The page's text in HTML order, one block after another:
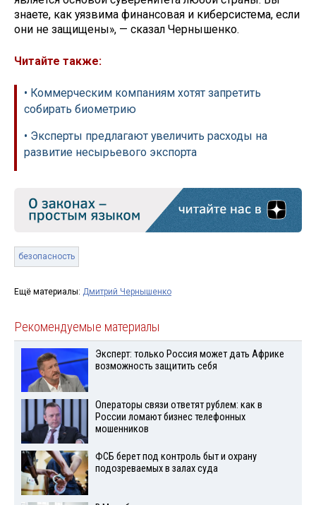
знаете, как уязвима финансовая и киберсистема, если
они не защищены», — сказал Чернышенко.
Читайте также:
• Коммерческим компаниям хотят запретить
собирать биометрию
• Эксперты предлагают увеличить расходы на
развитие несырьевого экспорта
безопасность
Ещё материалы: Дмитрий Чернышенко
Рекомендуемые материалы
Эксперт: только Россия может дать Африке
возможность защитить себя
Операторы связи ответят рублем: как в
России ломают бизнес телефонных
мошенников
ФСБ берет под контроль быт и охрану
подозреваемых в залах суда